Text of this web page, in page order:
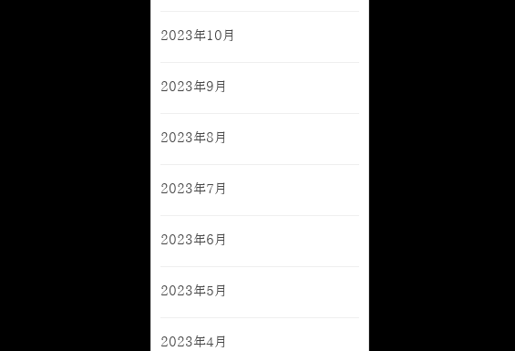
2023年10月
2023年9月
2023年8月
2023年7月
2023年6月
2023年5月
2023年4月